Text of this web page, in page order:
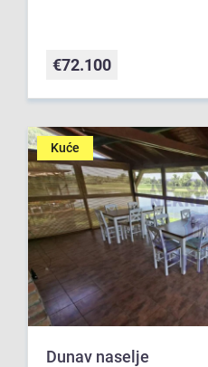
€72.100
Kuće
Dunav naselje